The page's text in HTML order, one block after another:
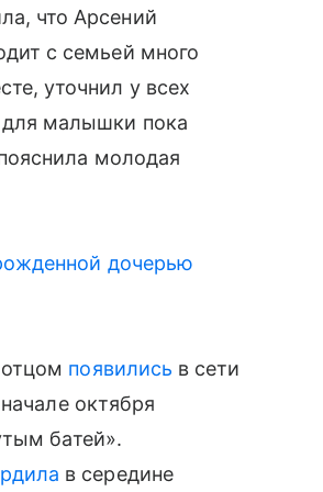
что Арсений
с семьей много
уточнил у всех
для малышки пока
молодая
дочерью
появились в сети
октября
батей».
в середине